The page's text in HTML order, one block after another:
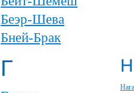
Беэр-Шева
Бней-Брак
Г Н